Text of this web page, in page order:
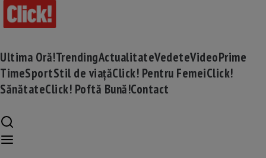
Ultima Oră!TrendingActualitateVedeteVideoPrime
TimeSportStil de viațăClick! Pentru FemeiClick!
SănătateClick! Poftă Bună!Contact